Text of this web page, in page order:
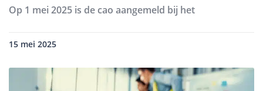
Op 1 mei 2025 is de cao aangemeld bij het
15 mei 2025